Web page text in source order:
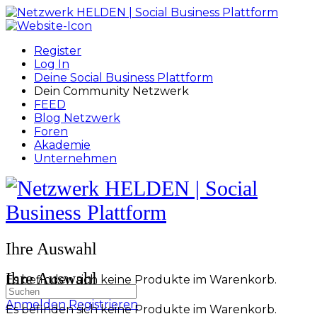
Toggle
Side
Register
Log In
Deine Social Business Plattform
Dein Community Netzwerk
FEED
Blog Netzwerk
Foren
Akademie
Unternehmen
Toggle
Side
Panel
More
options
Ihre Auswahl
Es befinden sich keine Produkte im Warenkorb.
Anmelden Registrieren
Ihre Auswahl
Es befinden sich keine Produkte im Warenkorb.
Suchen
nach: